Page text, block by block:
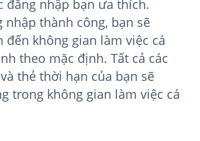
đăng nhập bạn ưa thích.
nhập thành công, bạn sẽ
đến không gian làm việc cá
theo mặc định. Tất cả các
thẻ thời hạn của bạn sẽ
trong không gian làm việc cá